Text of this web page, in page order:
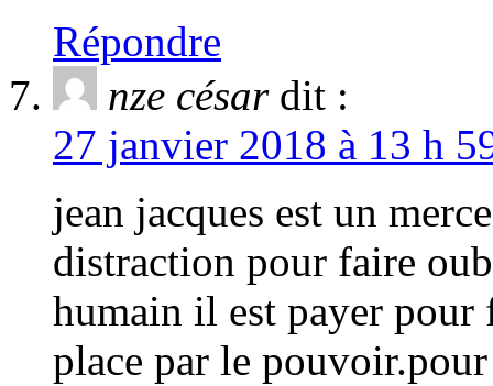
Répondre
nze césar dit :
27 janvier 2018 à 13 h
jean jacques est un
distraction pour faire
humain il est payer pour
place par le